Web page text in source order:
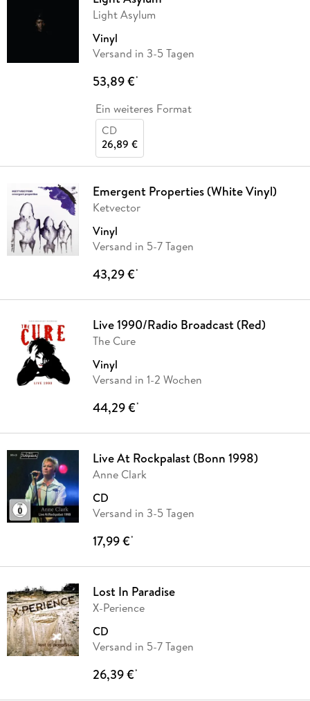
Light Asylum
Vinyl
Versand in 3-5 Tagen
53,89 €*
Ein weiteres Format
CD
26,89 €
Emergent Properties (White Vinyl)
Ketvector
Vinyl
Versand in 5-7 Tagen
43,29 €*
Live 1990/Radio Broadcast (Red)
The Cure
Vinyl
Versand in 1-2 Wochen
44,29 €*
Live At Rockpalast (Bonn 1998)
Anne Clark
CD
Versand in 3-5 Tagen
17,99 €*
Lost In Paradise
X-Perience
CD
Versand in 5-7 Tagen
26,39 €*